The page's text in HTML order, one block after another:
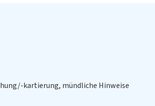
kartierung, mündliche Hinweise